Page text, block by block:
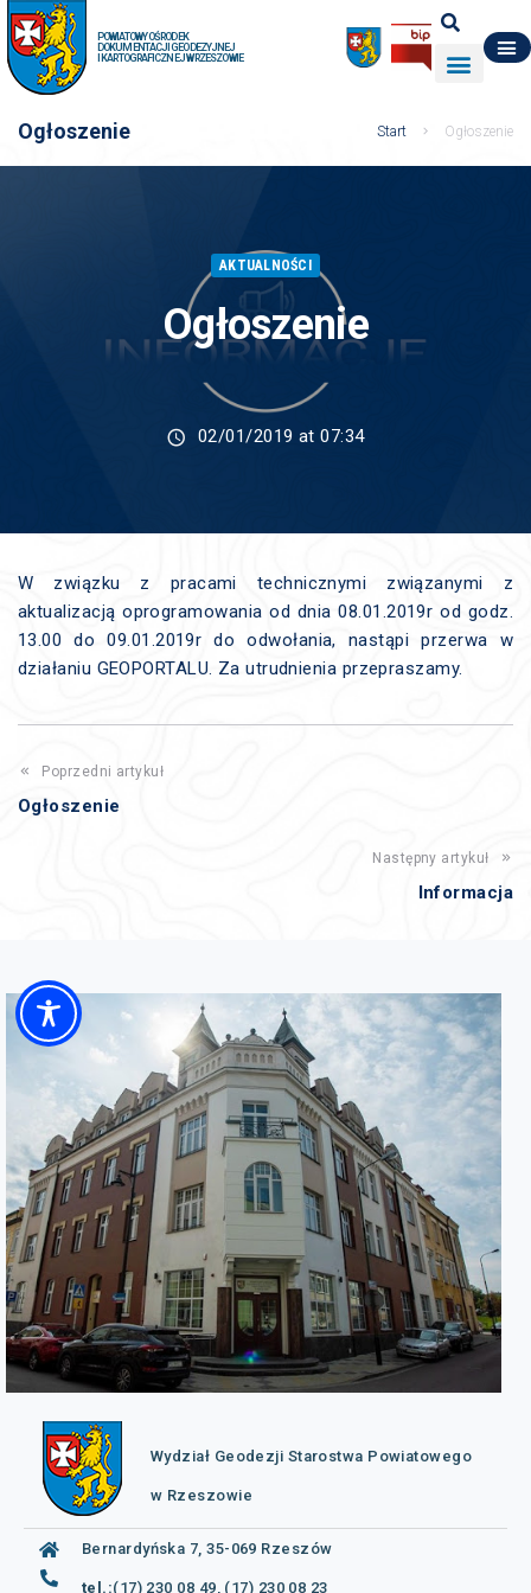
POWIATOWY OŚRODEK
DOKUMENTACJI GEODEZYJNEJ
I KARTOGRAFICZNEJ W RZESZOWIE
Ogłoszenie Start Ogłoszenie
AKTUALNOŚCI
Ogłoszenie
02/01/2019 at 07:34
W związku z pracami technicznymi związanymi z
aktualizacją oprogramowania od dnia 08.01.2019r od godz.
13.00 do 09.01.2019r do odwołania, nastąpi przerwa w
działaniu GEOPORTALU. Za utrudnienia przepraszamy.
Poprzedni artykuł
Ogłoszenie
Następny artykuł
Informacja
Wydział Geodezji Starostwa Powiatowego
w Rzeszowie
Bernardyńska 7, 35-069 Rzeszów
tel.:(17) 230 08 49, (17) 230 08 23